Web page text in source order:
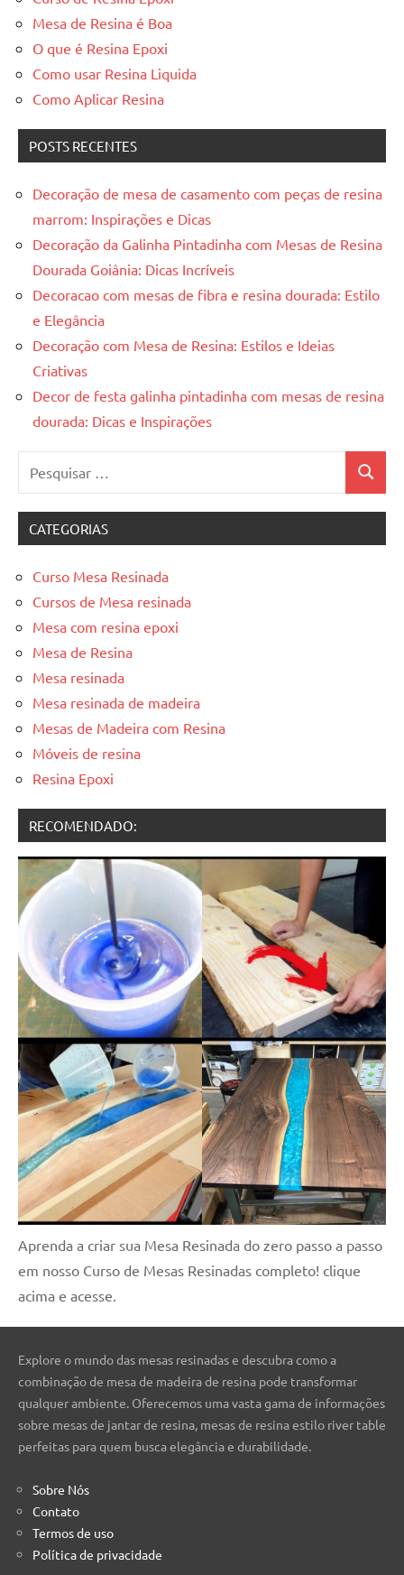
Mesa de Resina é Boa
O que é Resina Epoxi
Como usar Resina Liquida
Como Aplicar Resina
POSTS RECENTES
Decoração de mesa de casamento com peças de resina
marrom: Inspirações e Dicas
Decoração da Galinha Pintadinha com Mesas de Resina
Dourada Goiânia: Dicas Incríveis
Decoracao com mesas de fibra e resina dourada: Estilo
e Elegância
Decoração com Mesa de Resina: Estilos e Ideias
Criativas
Decor de festa galinha pintadinha com mesas de resina
dourada: Dicas e Inspirações
CATEGORIAS
Curso Mesa Resinada
Cursos de Mesa resinada
Mesa com resina epoxi
Mesa de Resina
Mesa resinada
Mesa resinada de madeira
Mesas de Madeira com Resina
Móveis de resina
Resina Epoxi
RECOMENDADO:
Aprenda a criar sua Mesa Resinada do zero passo a passo
em nosso Curso de Mesas Resinadas completo! clique
acima e acesse.
Explore o mundo das mesas resinadas e descubra como a
combinação de mesa de madeira de resina pode transformar
qualquer ambiente. Oferecemos uma vasta gama de informações
sobre mesas de jantar de resina, mesas de resina estilo river table
perfeitas para quem busca elegância e durabilidade.
Sobre Nós
Contato
Termos de uso
Política de privacidade